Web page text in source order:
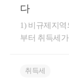
신규로 취득
8.4%(85제곱
신규주택 취
는 중과되지
세 중과 배제의
'주택' 에만 가
다
1) 비규제지
부터 취득세
다. 그러니
취득세